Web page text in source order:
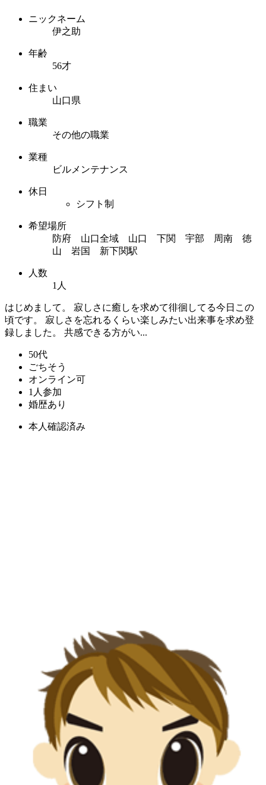
ニックネーム
伊之助
年齢
56才
住まい
山口県
職業
その他の職業
業種
ビルメンテナンス
休日
シフト制
希望場所
防府 山口全域 山口 下関 宇部 周南 徳
山 岩国 新下関駅
人数
1人
はじめまして。 寂しさに癒しを求めて徘徊してる今日この
頃です。 寂しさを忘れるくらい楽しみたい出来事を求め登
録しました。 共感できる方がい...
50代
ごちそう
オンライン可
1人参加
婚歴あり
本人確認済み